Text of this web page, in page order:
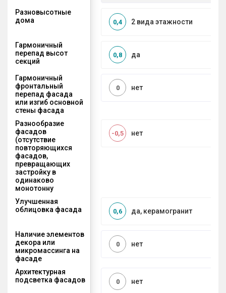
Разновысотные
дома
2 вида этажности
0,4
Гармоничный
перепад высот
секций
да
0,8
Гармоничный
фронтальный
перепад фасада
или изгиб основной
стены фасада
нет
0
Разнообразие
фасадов
(отсутствие
повторяющихся
фасадов,
превращающих
застройку в
одинаково
монотонну
нет
-0,5
Улучшенная
облицовка фасада
да, керамогранит
0,6
Наличие элементов
декора или
микромассинга на
фасаде
нет
0
Архитектурная
подсветка фасадов
нет
0